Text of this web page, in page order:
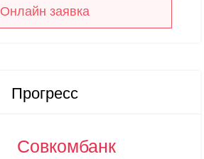
Онлайн заявка
Прогресс
Совкомбанк